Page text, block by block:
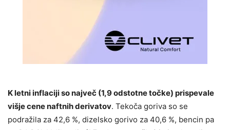
K letni inflaciji so največ (1,9 odstotne točke) prispevale
višje cene naftnih derivatov. Tekoča goriva so se
podražila za 42,6 %, dizelsko gorivo za 40,6 %, bencin pa